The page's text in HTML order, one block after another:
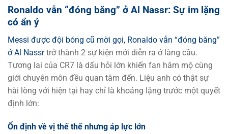
Ronaldo vẫn “đóng băng” ở Al Nassr: Sự im lặng
có ẩn ý
Messi được đội bóng cũ mời gọi, Ronaldo vẫn “đóng băng”
ở Al Nassrtrở thành 2 sự kiện mới diễn ra ở làng cầu.
Tương lai của CR7 là dấu hỏi lớn khiến fan hâm mộ cùng
giới chuyên môn đều quan tâm đến. Liệu anh có thật sự
hài lòng với hiện tại hay chỉ là khoảng lặng trước một quyết
định lớn:
Ổn định về vị thế thế nhưng áp lực lớn